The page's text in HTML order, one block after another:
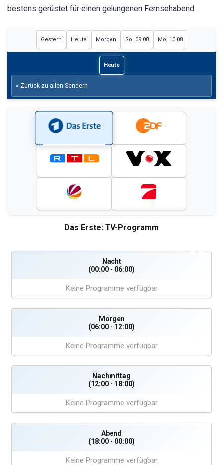
bestens gerüstet für einen gelungenen Fernsehabend.
Gestern Heute Morgen So, 09.08 Mo, 10.08
Heute
« Zurück zu allen Sendern
Das Erste: TV-Programm
Nacht
(00:00 - 06:00)
Keine Programme verfügbar
Morgen
(06:00 - 12:00)
Keine Programme verfügbar
Nachmittag
(12:00 - 18:00)
Keine Programme verfügbar
Abend
(18:00 - 00:00)
Keine Programme verfügbar